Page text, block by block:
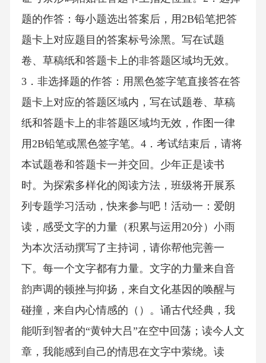
题的作答：每小题选出答案后，用2B铅笔把答
题卡上对应题目的答案标号涂黑。写在试题
卷、草稿纸和答题卡上的非答题区域均无效。
3．非选择题的作答：用黑色签字笔直接答在答
题卡上对应的答题区域内，写在试题卷、草稿
纸和答题卡上的非答题区域均无效，作图一律
用2B铅笔或黑色签字笔。4．考试结束后，请将
本试题卷和答题卡一并交回。少年正是读书
时。为探索多样化的阅读方法，班级将开展系
列专题学习活动，快来参与吧！活动一：爱朗
读，感受文字的力量（积累与运用20分）小雨
为本次活动撰写了主持词，请你帮他完善一
下。每一个文字都有力量。文字的力量来自音
韵声调的顿挫与抑扬，来自文化基因的唤醒与
碰撞，来自内心情感的（）。诵古代经典，我
能听到智者的“黄钟大吕”在空中回荡；读今人文
章，我能感到自己的情思在文字中萦绕。读